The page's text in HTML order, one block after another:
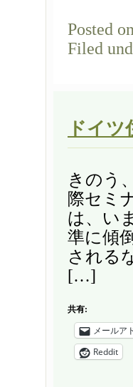
Posted on
Filed
ドイ
きのう
際セミ
は、い
準に傾
される
[…]
共有:
メールア
Reddit